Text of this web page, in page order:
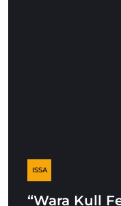
ISSA
“Wara Kull